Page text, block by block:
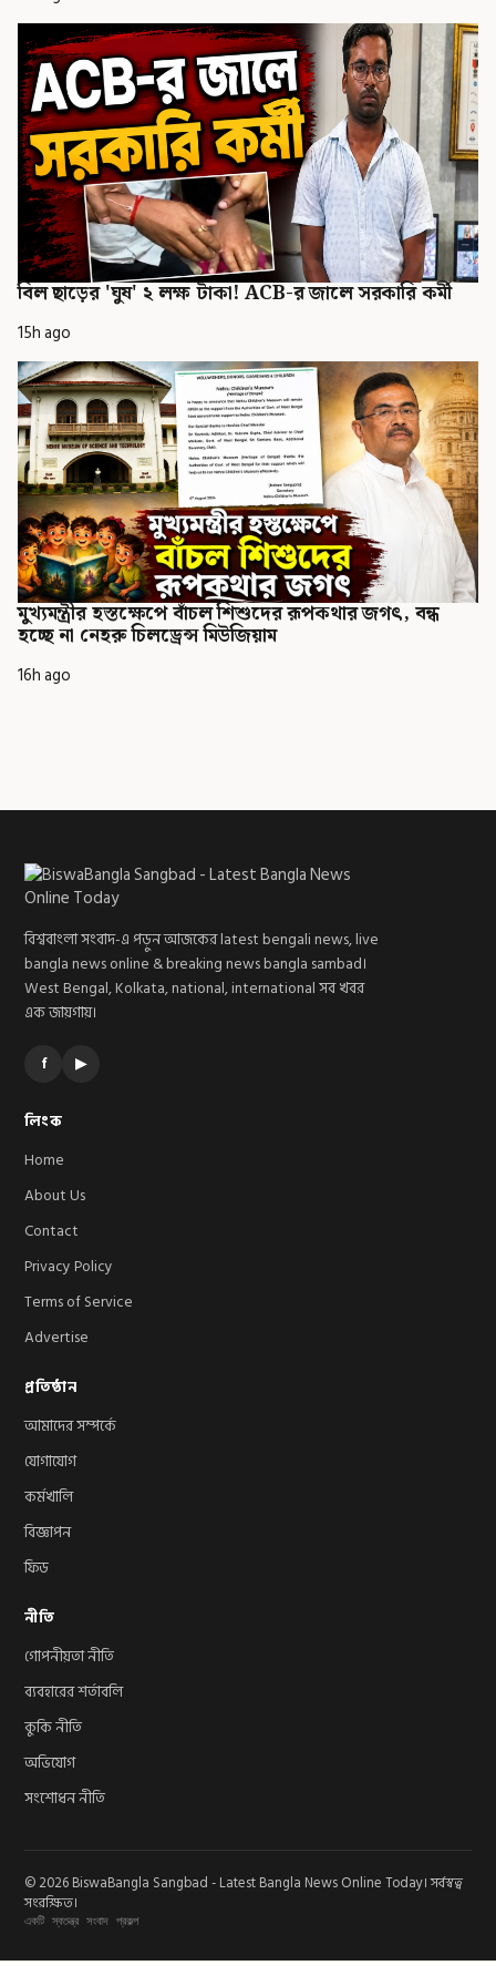
বিল ছাড়ের 'ঘুষ' ২ লক্ষ টাকা! ACB-র জালে সরকারি কর্মী
15h ago
মুখ্যমন্ত্রীর হস্তক্ষেপে বাঁচল শিশুদের রূপকথার জগৎ, বন্ধ
হচ্ছে না নেহরু চিলড্রেন্স মিউজিয়াম
16h ago
বিশ্ববাংলা সংবাদ-এ পড়ুন আজকের latest bengali news, live
bangla news online & breaking news bangla sambad।
West Bengal, Kolkata, national, international সব খবর
এক জায়গায়।
f ▶
লিংক
Home
About Us
Contact
Privacy Policy
Terms of Service
Advertise
প্রতিষ্ঠান
আমাদের সম্পর্কে
যোগাযোগ
কর্মখালি
বিজ্ঞাপন
ফিড
নীতি
গোপনীয়তা নীতি
ব্যবহারের শর্তাবলি
কুকি নীতি
অভিযোগ
সংশোধন নীতি
© 2026 BiswaBangla Sangbad - Latest Bangla News Online Today। সর্বস্বত্ব
সংরক্ষিত।
একটি স্বতন্ত্র সংবাদ প্রকল্প